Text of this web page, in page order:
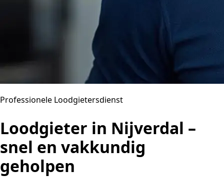
Professionele Loodgietersdienst
Loodgieter in Nijverdal –
snel en vakkundig
geholpen